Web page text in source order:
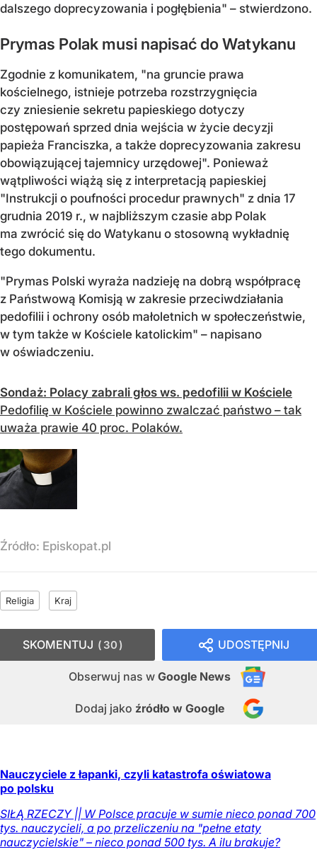
dalszego doprecyzowania i pogłębienia" – stwierdzono.
Prymas Polak musi napisać do Watykanu
Zgodnie z komunikatem, "na gruncie prawa
kościelnego, istnieje potrzeba rozstrzygnięcia
czy zniesienie sekretu papieskiego dotyczy
postępowań sprzed dnia wejścia w życie decyzji
papieża Franciszka, a także doprecyzowania zakresu
obowiązującej tajemnicy urzędowej". Ponieważ
wątpliwości wiążą się z interpretacją papieskiej
"Instrukcji o poufności procedur prawnych" z dnia 17
grudnia 2019 r., w najbliższym czasie abp Polak
ma zwrócić się do Watykanu o stosowną wykładnię
tego dokumentu.
"Prymas Polski wyraża nadzieję na dobrą współpracę
z Państwową Komisją w zakresie przeciwdziałania
pedofilii i ochrony osób małoletnich w społeczeństwie,
w tym także w Kościele katolickim" – napisano
w oświadczeniu.
Sondaż: Polacy zabrali głos ws. pedofilii w Kościele
Pedofilię w Kościele powinno zwalczać państwo – tak
uważa prawie 40 proc. Polaków.
Źródło: Episkopat.pl
Religia Kraj
UDOSTĘPNIJ
Obserwuj nas w Google News
Dodaj jako źródło w Google
SKOMENTUJ 30
Nauczyciele z łapanki, czyli katastrofa oświatowa
po polsku
SIŁĄ RZECZY || W Polsce pracuje w sumie nieco ponad 700
tys. nauczycieli, a po przeliczeniu na "pełne etaty
nauczycielskie" – nieco ponad 500 tys. A ilu brakuje?